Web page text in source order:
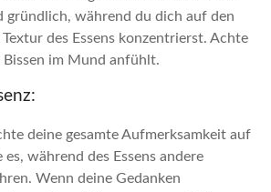
gründlich, während du dich auf den
des Essens konzentrierst. Achte
im Mund anfühlt.
deine gesamte Aufmerksamkeit auf
es, während des Essens andere
Wenn deine Gedanken